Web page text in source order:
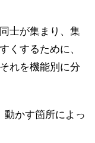
士が集まり、集
くするために、
れを機能別に分
動かす箇所によっ